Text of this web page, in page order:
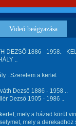
Videó beágyazása
DEZSŐ 1886 - 1958. -
..
: Szeretem a kertet
Dezső 1886 - 1958 ..
Dezső 1905 - 1986 ..
mely a házad körül
mely a derekadhoz